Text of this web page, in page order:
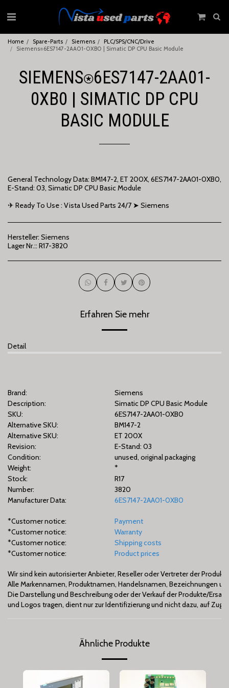
Home Spare-Parts Siemens
PLC/SPS/CNC/Drive
Siemens⍟6ES7147-2AA01-0XB0 | Simatic DP CPU Basic Module
SIEMENS⍟6ES7147-2AA01-
0XB0 | SIMATIC DP CPU
BASIC MODULE
General Technology Data: BM147-2, ET 200X, 6ES7147-2AA01-0XB0,
E-Stand: 03, Simatic DP CPU Basic Module
✈ Ready To Use : Vista Used Parts 24/7 ➤ Siemens
Hersteller: Siemens
Lager Nr.:: R17-3820
Erfahren Sie mehr
Detail
Brand:
Siemens
Description:
Simatic DP CPU Basic Module
SKU:
6ES7147-2AA01-0XB0
Alternative SKU:
BM147-2
Alternative SKU:
ET 200X
Revision:
E-Stand: 03
Condition:
unused, original packaging
Weight:
*
Stock:
R17
Number:
3820
Manufacturer Data:
6ES7147-2AA01-0XB0
*Customer notice:
Payment
*Customer notice:
Warranty
*Customer notice:
Shipping costs
*Customer notice:
Product prices
Wir sind kein autorisierter Anbieter, Reseller oder Vertreter der
Alle Markennamen, Produktnamen, Handelsnamen, Bezeichnungen
Die Darstellung und Beschreibung oder der Verkauf der Produkte/
und Logos tragen, dient nur zur Identifizierung und nicht dazu, auf
Ähnliche Produkte